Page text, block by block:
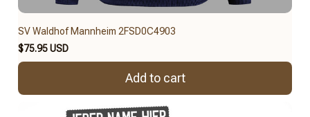
SV Waldhof Mannheim 2FSD0C4903
$75.95 USD
Add to cart